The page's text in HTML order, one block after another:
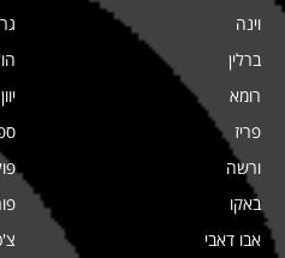
וינה
ברלין
רומא
פריז
ורשה
באקו
אבו דאבי
יוון